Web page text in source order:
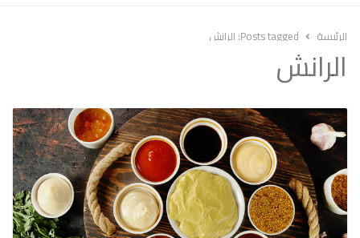
الرئيسة Posts tagged: الرانش
الرانش